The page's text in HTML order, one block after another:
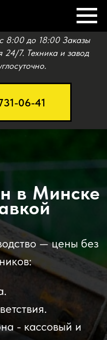
8:00 до 18:00 Заказы
24/7. Техника и завод
06-41
в Минске
— цены без
- кассовый и